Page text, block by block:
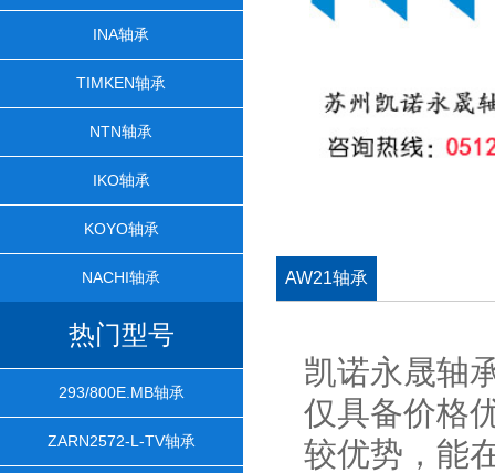
INA轴承
TIMKEN轴承
NTN轴承
IKO轴承
KOYO轴承
NACHI轴承
热门型号
293/800E.MB轴承
ZARN2572-L-TV轴承
AW21轴承
凯诺永晟轴
仅具备价格
较优势，能